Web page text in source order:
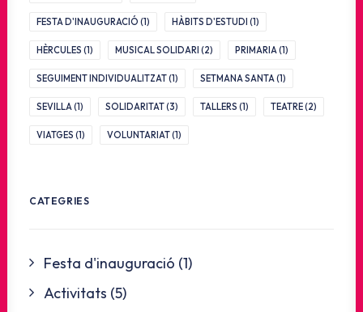
FESTA D'INAUGURACIÓ (1) HÀBITS D'ESTUDI (1)
HÈRCULES (1) MUSICAL SOLIDARI (2) PRIMARIA(1)
SEGUIMENT INDIVIDUALITZAT(1) SETMANA SANTA(1)
SEVILLA(1) SOLIDARITAT(3) TALLERS (1) TEATRE(2)
VIATGES (1) VOLUNTARIAT(1)
CATEGRIES
Festa d'inauguració (1)
Activitats (5)